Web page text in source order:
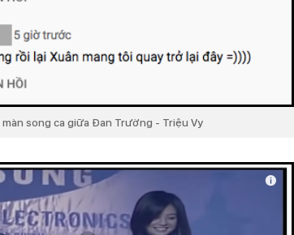
song ca giữa Đan Trường - Triệu Vy